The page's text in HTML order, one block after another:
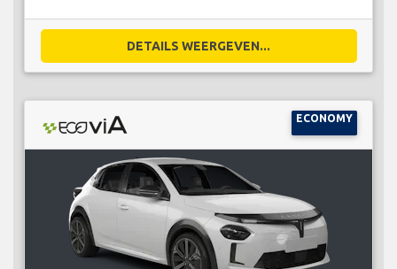
DETAILS WEERGEVEN...
ECONOMY